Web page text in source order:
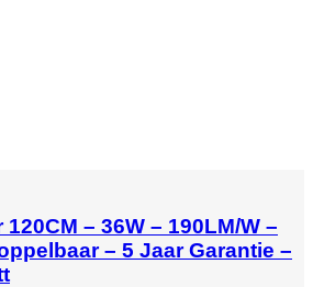
– 36W – 190LM/W –
– 5 Jaar Garantie –